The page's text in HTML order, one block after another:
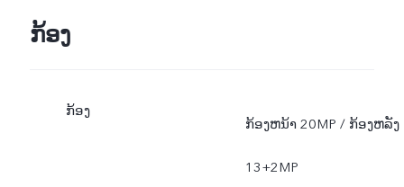
ກ້ອງ
ກ້ອງ
ກ້ອງຫນ້າ 20MP / ກ້ອງຫລັງ
13+2MP